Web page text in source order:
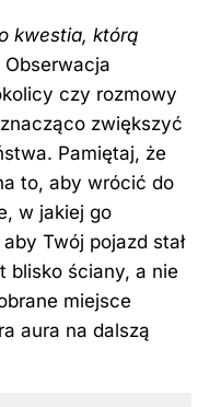
kwestia, którą
Obserwacja
czy rozmowy
zwiększyć
Pamiętaj, że
to, aby wrócić do
w jakiej go
Twój pojazd stał
blisko ściany, a nie
miejsce
aura na dalszą